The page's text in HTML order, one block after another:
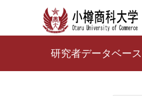
研究者データベース